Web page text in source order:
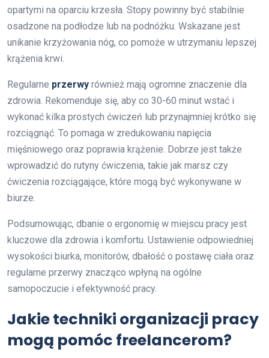
opartymi na oparciu krzesła. Stopy powinny być stabilnie
osadzone na podłodze lub na podnóżku. Wskazane jest
unikanie krzyżowania nóg, co pomoże w utrzymaniu lepszej
krążenia krwi.
Regularne przerwy również mają ogromne znaczenie dla
zdrowia. Rekomenduje się, aby co 30-60 minut wstać i
wykonać kilka prostych ćwiczeń lub przynajmniej krótko się
rozciągnąć. To pomaga w zredukowaniu napięcia
mięśniowego oraz poprawia krążenie. Dobrze jest także
wprowadzić do rutyny ćwiczenia, takie jak marsz czy
ćwiczenia rozciągające, które mogą być wykonywane w
biurze.
Podsumowując, dbanie o ergonomię w miejscu pracy jest
kluczowe dla zdrowia i komfortu. Ustawienie odpowiedniej
wysokości biurka, monitorów, dbałość o postawę ciała oraz
regularne przerwy znacząco wpłyną na ogólne
samopoczucie i efektywność pracy.
Jakie techniki organizacji pracy
mogą pomóc freelancerom?